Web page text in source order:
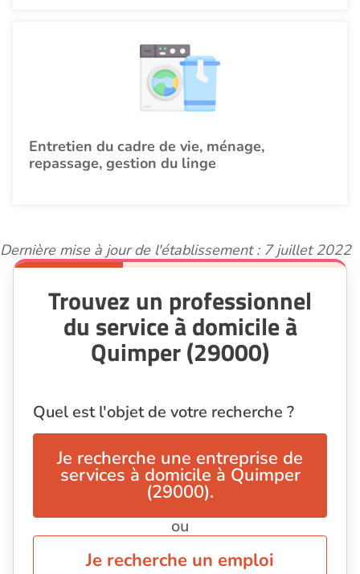
Entretien du cadre de vie, ménage,
repassage, gestion du linge
Dernière mise à jour de l'établissement : 7 juillet 2022
Trouvez un professionnel
du service à domicile à
Quimper (29000)
Quel est l'objet de votre recherche ?
Je recherche une entreprise de
services à domicile à Quimper
(29000).
ou
Je recherche un emploi